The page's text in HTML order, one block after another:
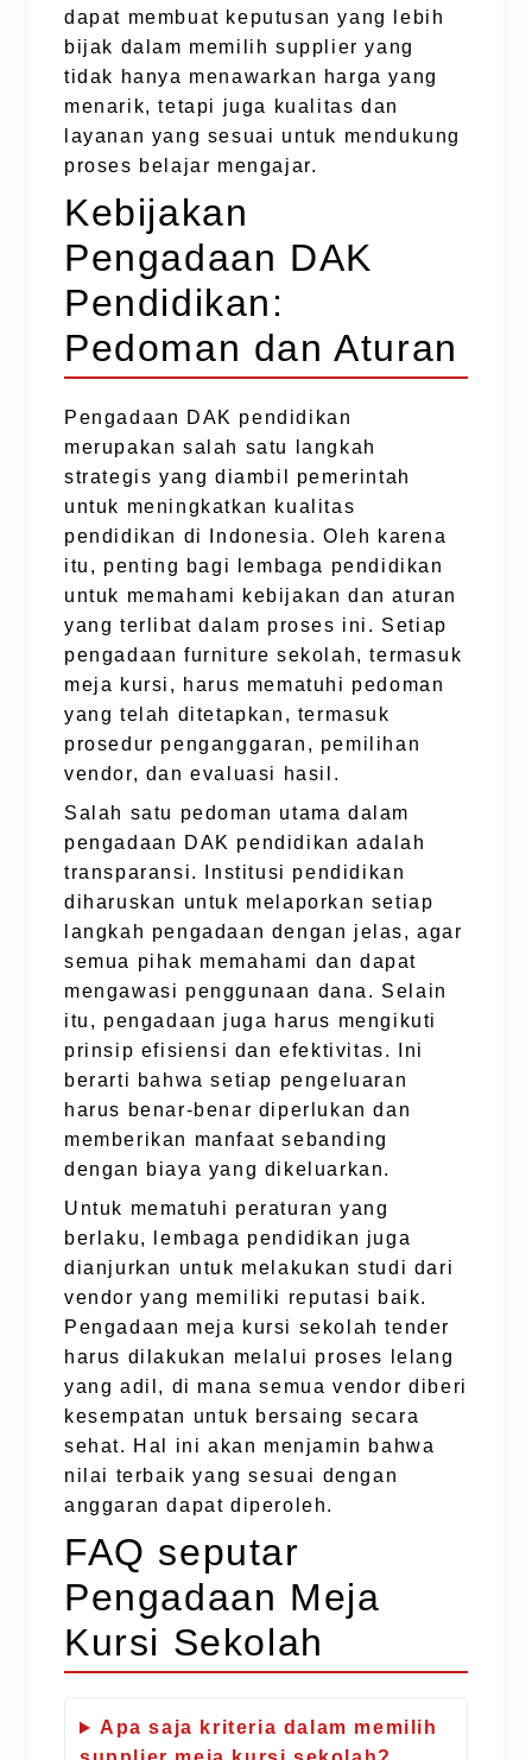
dapat membuat keputusan yang lebih
bijak dalam memilih supplier yang
tidak hanya menawarkan harga yang
menarik, tetapi juga kualitas dan
layanan yang sesuai untuk mendukung
proses belajar mengajar.
Kebijakan
Pengadaan DAK
Pendidikan:
Pedoman dan Aturan
Pengadaan DAK pendidikan
merupakan salah satu langkah
strategis yang diambil pemerintah
untuk meningkatkan kualitas
pendidikan di Indonesia. Oleh karena
itu, penting bagi lembaga pendidikan
untuk memahami kebijakan dan aturan
yang terlibat dalam proses ini. Setiap
pengadaan furniture sekolah, termasuk
meja kursi, harus mematuhi pedoman
yang telah ditetapkan, termasuk
prosedur penganggaran, pemilihan
vendor, dan evaluasi hasil.
Salah satu pedoman utama dalam
pengadaan DAK pendidikan adalah
transparansi. Institusi pendidikan
diharuskan untuk melaporkan setiap
langkah pengadaan dengan jelas, agar
semua pihak memahami dan dapat
mengawasi penggunaan dana. Selain
itu, pengadaan juga harus mengikuti
prinsip efisiensi dan efektivitas. Ini
berarti bahwa setiap pengeluaran
harus benar-benar diperlukan dan
memberikan manfaat sebanding
dengan biaya yang dikeluarkan.
Untuk mematuhi peraturan yang
berlaku, lembaga pendidikan juga
dianjurkan untuk melakukan studi dari
vendor yang memiliki reputasi baik.
Pengadaan meja kursi sekolah tender
harus dilakukan melalui proses lelang
yang adil, di mana semua vendor diberi
kesempatan untuk bersaing secara
sehat. Hal ini akan menjamin bahwa
nilai terbaik yang sesuai dengan
anggaran dapat diperoleh.
FAQ seputar
Pengadaan Meja
Kursi Sekolah
Apa saja kriteria dalam memilih